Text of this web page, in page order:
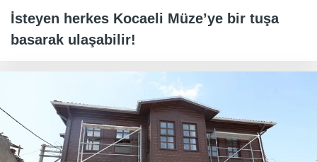
İsteyen herkes Kocaeli Müze’ye bir tuşa
basarak ulaşabilir!